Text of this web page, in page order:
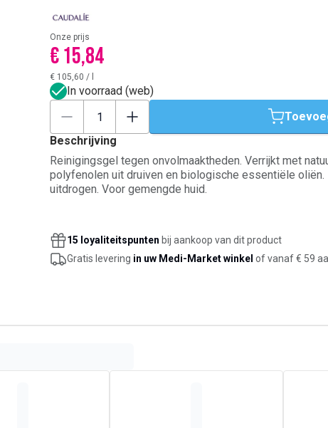
Onze prijs
€ 15,84
€ 105,60 /
In voorraad (web)
Beschrijving
Reinigingsgel tegen onvolmaaktheden. Verrijkt met
polyfenolen uit druiven en biologische essentiële oliën.
uitdrogen. Voor gemengde huid.
15 loyaliteitspunten bij aankoop van dit product
Gratis levering in uw Medi-Market winkel of vanaf € 59